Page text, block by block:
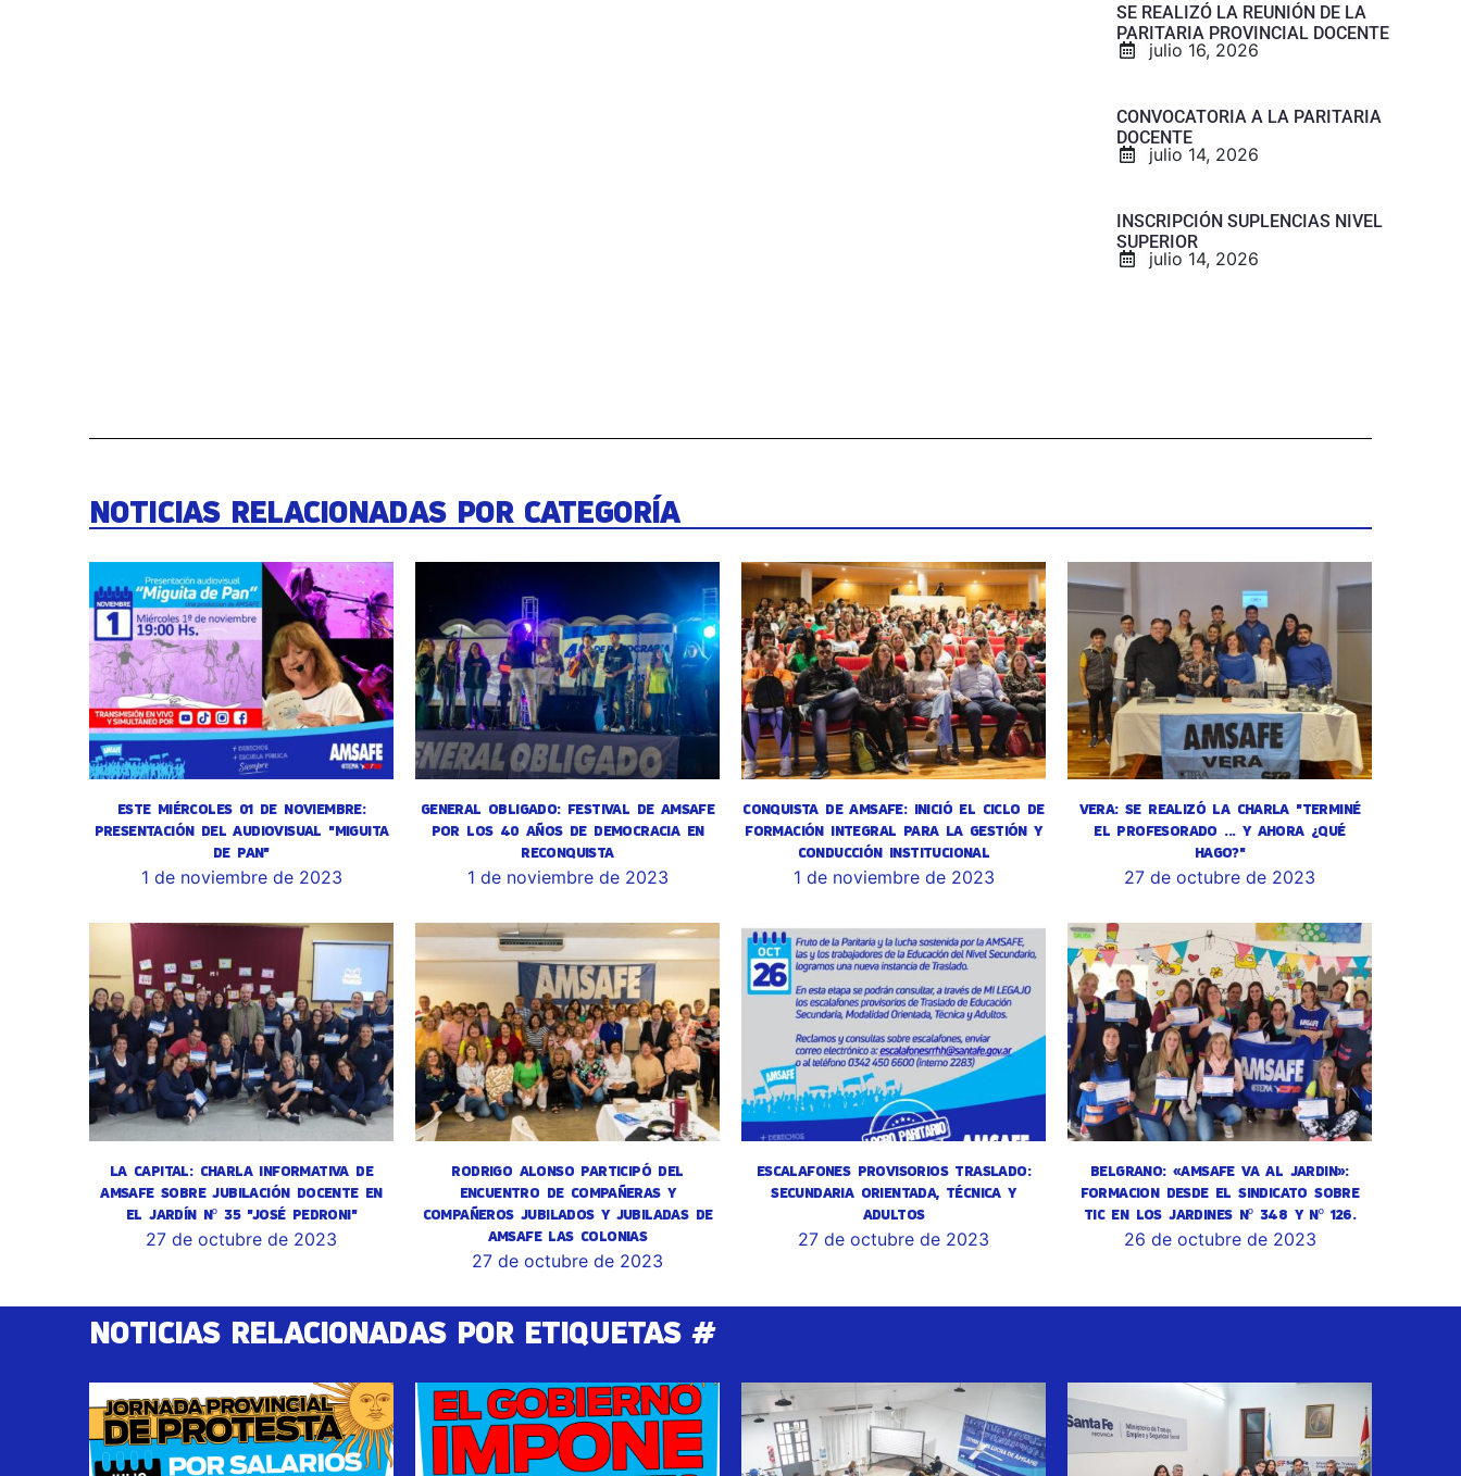
SE REALIZÓ LA REUNIÓN DE LA
PARITARIA PROVINCIAL DOCENTE
julio 16, 2026
CONVOCATORIA A LA PARITARIA
DOCENTE
julio 14, 2026
INSCRIPCIÓN SUPLENCIAS NIVEL
SUPERIOR
julio 14, 2026
NOTICIAS RELACIONADAS POR CATEGORÍA
ESTE MIÉRCOLES 01 DE NOVIEMBRE:
PRESENTACIÓN DEL AUDIOVISUAL "MIGUITA
DE PAN"
1 de noviembre de 2023
GENERAL OBLIGADO: FESTIVAL DE AMSAFE
POR LOS 40 AÑOS DE DEMOCRACIA EN
RECONQUISTA
1 de noviembre de 2023
CONQUISTA DE AMSAFE: INICIÓ EL CICLO DE
FORMACIÓN INTEGRAL PARA LA GESTIÓN Y
CONDUCCIÓN INSTITUCIONAL
1 de noviembre de 2023
VERA: SE REALIZÓ LA CHARLA "TERMINÉ
EL PROFESORADO ... Y AHORA ¿QUÉ
HAGO?"
27 de octubre de 2023
LA CAPITAL: CHARLA INFORMATIVA DE
AMSAFE SOBRE JUBILACIÓN DOCENTE EN
EL JARDÍN Nº 35 "JOSÉ PEDRONI"
27 de octubre de 2023
RODRIGO ALONSO PARTICIPÓ DEL
ENCUENTRO DE COMPAÑERAS Y
COMPAÑEROS JUBILADOS Y JUBILADAS DE
AMSAFE LAS COLONIAS
27 de octubre de 2023
ESCALAFONES PROVISORIOS TRASLADO:
SECUNDARIA ORIENTADA, TÉCNICA Y
ADULTOS
27 de octubre de 2023
BELGRANO: «AMSAFE VA AL JARDIN»:
FORMACION DESDE EL SINDICATO SOBRE
TIC EN LOS JARDINES Nº 348 Y Nº 126.
26 de octubre de 2023
NOTICIAS RELACIONADAS POR ETIQUETAS #